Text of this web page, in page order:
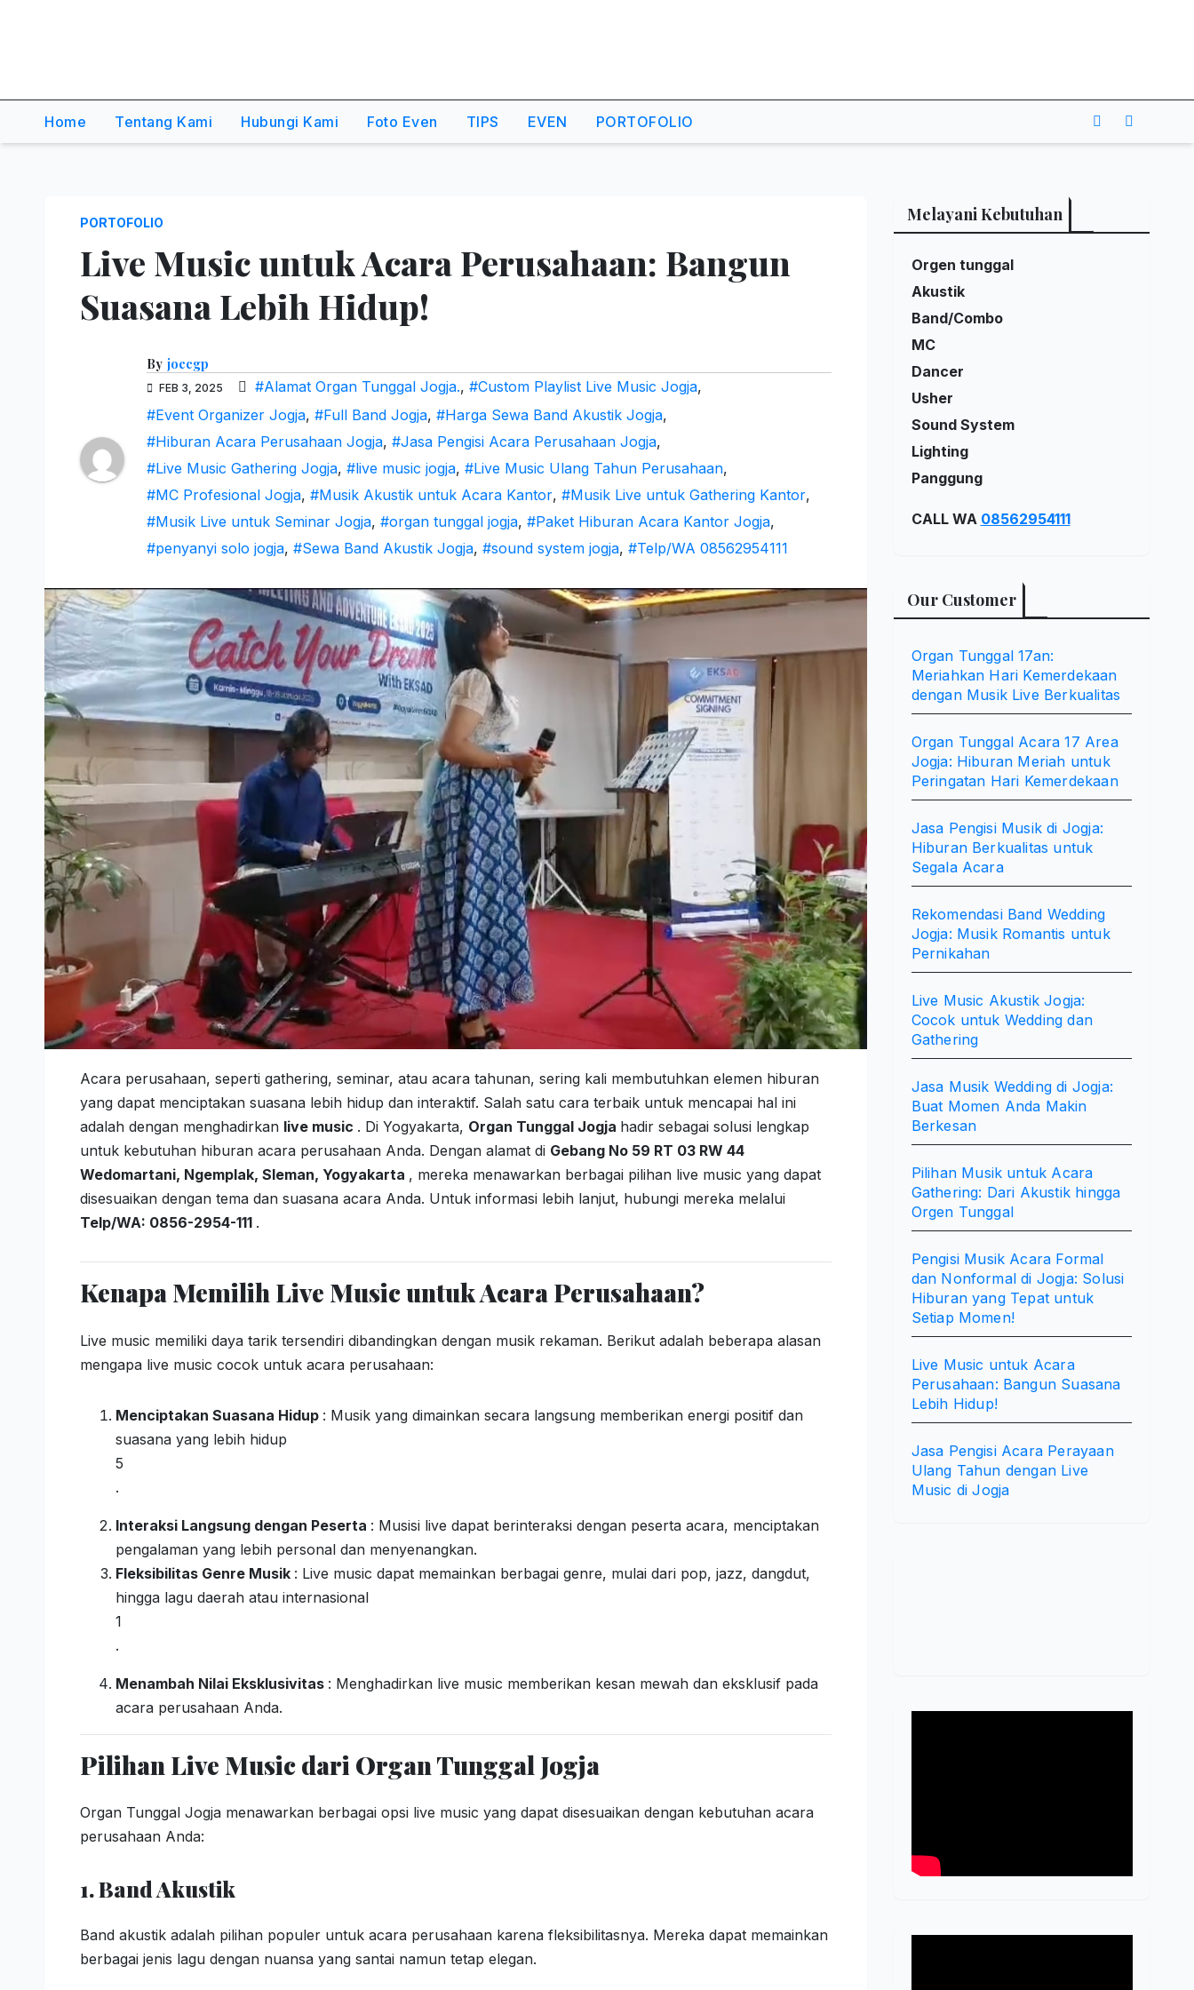
Home Tentang Kami Hubungi Kami Foto Even TIPS EVEN PORTOFOLIO
PORTOFOLIO
Live Music untuk Acara Perusahaan: Bangun
Suasana Lebih Hidup!
By joecgp
FEB 3, 2025 #Alamat Organ Tunggal Jogja., #Custom Playlist Live Music Jogja,
#Event Organizer Jogja, #Full Band Jogja, #Harga Sewa Band Akustik Jogja,
#Hiburan Acara Perusahaan Jogja, #Jasa Pengisi Acara Perusahaan Jogja,
#Live Music Gathering Jogja, #live music jogja, #Live Music Ulang Tahun Perusahaan,
#MC Profesional Jogja, #Musik Akustik untuk Acara Kantor, #Musik Live untuk Gathering Kantor,
#Musik Live untuk Seminar Jogja, #organ tunggal jogja, #Paket Hiburan Acara Kantor Jogja,
#penyanyi solo jogja, #Sewa Band Akustik Jogja, #sound system jogja, #Telp/WA 08562954111
Acara perusahaan, seperti gathering, seminar, atau acara tahunan, sering kali membutuhkan elemen hiburan
yang dapat menciptakan suasana lebih hidup dan interaktif. Salah satu cara terbaik untuk mencapai hal ini
adalah dengan menghadirkan live music . Di Yogyakarta, Organ Tunggal Jogja hadir sebagai solusi lengkap
untuk kebutuhan hiburan acara perusahaan Anda. Dengan alamat di Gebang No 59 RT 03 RW 44
Wedomartani, Ngemplak, Sleman, Yogyakarta , mereka menawarkan berbagai pilihan live music yang dapat
disesuaikan dengan tema dan suasana acara Anda. Untuk informasi lebih lanjut, hubungi mereka melalui
Telp/WA: 0856-2954-111 .
Kenapa Memilih Live Music untuk Acara Perusahaan?
Live music memiliki daya tarik tersendiri dibandingkan dengan musik rekaman. Berikut adalah beberapa alasan
mengapa live music cocok untuk acara perusahaan:
Menciptakan Suasana Hidup : Musik yang dimainkan secara langsung memberikan energi positif dan
suasana yang lebih hidup
5
.
Interaksi Langsung dengan Peserta : Musisi live dapat berinteraksi dengan peserta acara, menciptakan
pengalaman yang lebih personal dan menyenangkan.
Fleksibilitas Genre Musik : Live music dapat memainkan berbagai genre, mulai dari pop, jazz, dangdut,
hingga lagu daerah atau internasional
1
.
Menambah Nilai Eksklusivitas : Menghadirkan live music memberikan kesan mewah dan eksklusif pada
acara perusahaan Anda.
Pilihan Live Music dari Organ Tunggal Jogja
Organ Tunggal Jogja menawarkan berbagai opsi live music yang dapat disesuaikan dengan kebutuhan acara
perusahaan Anda:
1. Band Akustik
Band akustik adalah pilihan populer untuk acara perusahaan karena fleksibilitasnya. Mereka dapat memainkan
berbagai jenis lagu dengan nuansa yang santai namun tetap elegan.
Melayani Kebutuhan
Orgen tunggal
Akustik
Band/Combo
MC
Dancer
Usher
Sound System
Lighting
Panggung
CALL WA 08562954111
Our Customer
Organ Tunggal 17an:
Meriahkan Hari Kemerdekaan
dengan Musik Live Berkualitas
Organ Tunggal Acara 17 Area
Jogja: Hiburan Meriah untuk
Peringatan Hari Kemerdekaan
Jasa Pengisi Musik di Jogja:
Hiburan Berkualitas untuk
Segala Acara
Rekomendasi Band Wedding
Jogja: Musik Romantis untuk
Pernikahan
Live Music Akustik Jogja:
Cocok untuk Wedding dan
Gathering
Jasa Musik Wedding di Jogja:
Buat Momen Anda Makin
Berkesan
Pilihan Musik untuk Acara
Gathering: Dari Akustik hingga
Orgen Tunggal
Pengisi Musik Acara Formal
dan Nonformal di Jogja: Solusi
Hiburan yang Tepat untuk
Setiap Momen!
Live Music untuk Acara
Perusahaan: Bangun Suasana
Lebih Hidup!
Jasa Pengisi Acara Perayaan
Ulang Tahun dengan Live
Music di Jogja